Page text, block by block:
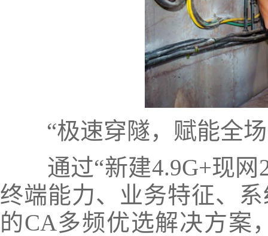
“极速穿隧，赋能全场
通过“新建4.9G+现网
终端能力、业务特征、
的CA多频优选解决方案